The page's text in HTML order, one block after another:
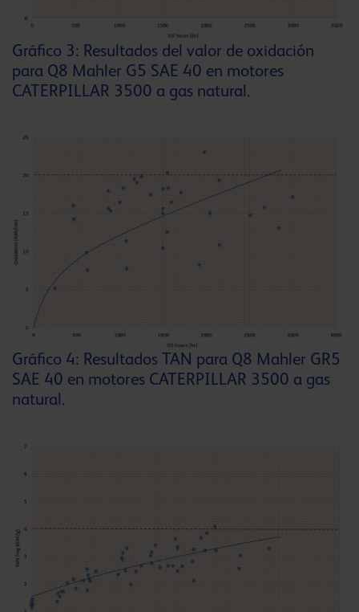
Gráfico 3: Resultados del valor de oxidación
para Q8 Mahler G5 SAE 40 en motores
CATERPILLAR 3500 a gas natural.
Gráfico 4: Resultados TAN para Q8 Mahler GR5
SAE 40 en motores CATERPILLAR 3500 a gas
natural.